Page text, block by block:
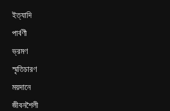
ইত্যাদি
পার্বণী
ভ্রমণ
স্মৃতিচারণ
ময়দানে
জীবনশৈলী